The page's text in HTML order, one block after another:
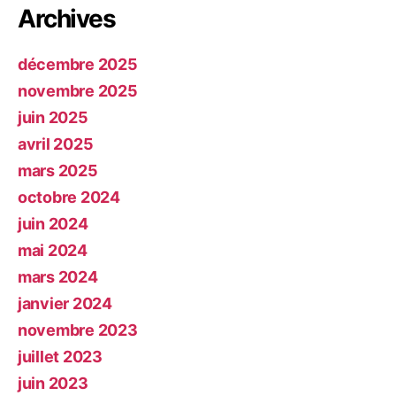
Archives
décembre 2025
novembre 2025
juin 2025
avril 2025
mars 2025
octobre 2024
juin 2024
mai 2024
mars 2024
janvier 2024
novembre 2023
juillet 2023
juin 2023